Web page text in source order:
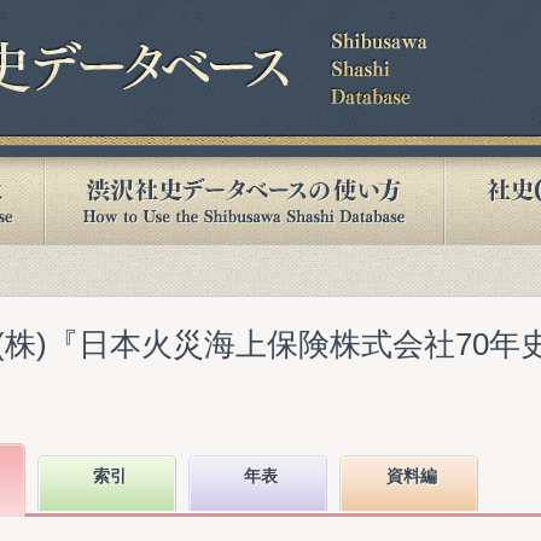
)『日本火災海上保険株式会社70年
索引 年表 資料編